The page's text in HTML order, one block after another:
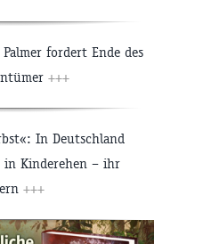
fordert Ende des
+++
In Deutschland
in Kinderehen – ihr
+++